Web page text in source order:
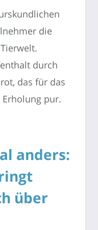
die
durch
das für das
pur.
anders:
über